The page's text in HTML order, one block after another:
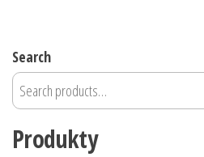
Search
Produkty